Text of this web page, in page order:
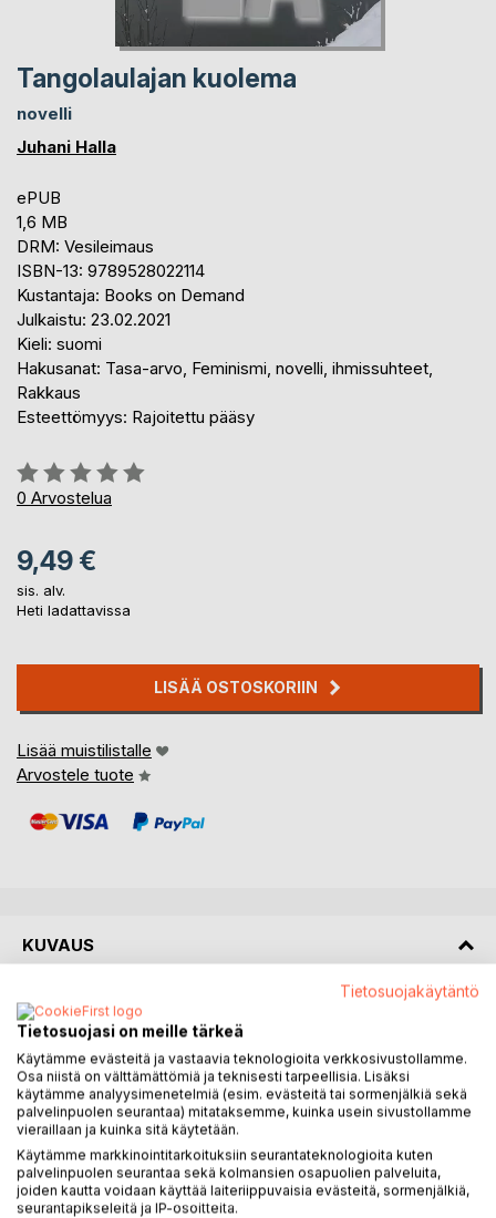
Tangolaulajan kuolema
novelli
Juhani Halla
ePUB
1,6 MB
DRM: Vesileimaus
ISBN-13: 9789528022114
Kustantaja: Books on Demand
Julkaistu: 23.02.2021
Kieli: suomi
Hakusanat: Tasa-arvo, Feminismi, novelli, ihmissuhteet,
Rakkaus
Esteettömyys: Rajoitettu pääsy
Arvostelu::
0%
0 Arvostelua
9,49 €
sis. alv.
Heti ladattavissa
LISÄÄ OSTOSKORIIN
Lisää muistilistalle
Arvostele tuote
KUVAUS
Leila istuu väsyneenä hämärässä eteisessä tarvottuaan
loskassa töistä ruokakaupan kautta kotiin. Ruokakassit ovat
tehneet hänen käsiinsä punaiset rannut.
Elämä on ilotonta ja harmaata. Työ juorulehdessä on rasite,
pomo on mulkku, ystävät rasittavia ja miehet kutaleita.
Kaikki oikeasti hauska ja merkityksellinen on jäänyt jonnekin
kauas menneisyyteen.
Tietosuojakäytäntö
Tietosuojasi on meille tärkeä
Käytämme evästeitä ja vastaavia teknologioita verkkosivustollamme.
Osa niistä on välttämättömiä ja teknisesti tarpeellisia. Lisäksi
käytämme analyysimenetelmiä (esim. evästeitä tai sormenjälkiä sekä
palvelinpuolen seurantaa) mitataksemme, kuinka usein sivustollamme
vieraillaan ja kuinka sitä käytetään.
Käytämme markkinointitarkoituksiin seurantateknologioita kuten
palvelinpuolen seurantaa sekä kolmansien osapuolien palveluita,
joiden kautta voidaan käyttää laiteriippuvaisia evästeitä, sormenjälkiä,
seurantapikseleitä ja IP-osoitteita.